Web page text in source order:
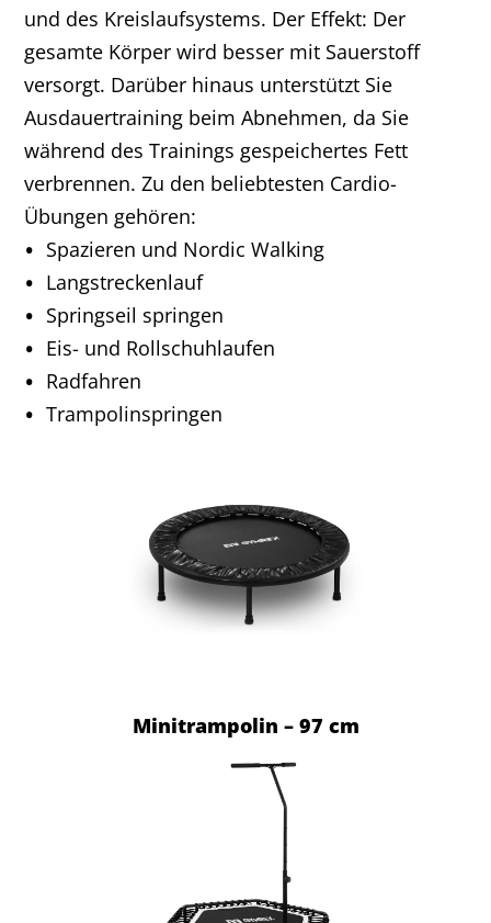
und des Kreislaufsystems. Der Effekt: Der
gesamte Körper wird besser mit Sauerstoff
versorgt. Darüber hinaus unterstützt Sie
Ausdauertraining beim Abnehmen, da Sie
während des Trainings gespeichertes Fett
verbrennen. Zu den beliebtesten Cardio-
Übungen gehören:
Spazieren und Nordic Walking
Langstreckenlauf
Springseil springen
Eis- und Rollschuhlaufen
Radfahren
Trampolinspringen
Minitrampolin – 97 cm